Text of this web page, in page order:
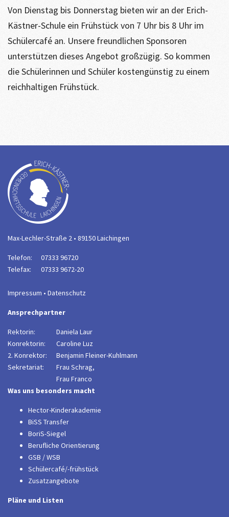
Von Dienstag bis Donnerstag bieten wir an der Erich-
Kästner-Schule ein Frühstück von 7 Uhr bis 8 Uhr im
Schülercafé an. Unsere freundlichen Sponsoren
unterstützen dieses Angebot großzügig. So kommen
die Schülerinnen und Schüler kostengünstig zu einem
reichhaltigen Frühstück.
Max-Lechler-Straße 2 • 89150 Laichingen
Telefon:
07333 96720
Telefax:
07333 9672-20
Impressum • Datenschutz
Ansprechpartner
Rektorin:
Daniela Laur
Konrektorin:
Caroline Luz
2. Konrektor:
Benjamin Fleiner-Kuhlmann
Sekretariat:
Frau Schrag,
Frau Franco
Was uns besonders macht
Hector-Kinderakademie
BiSS Transfer
BoriS-Siegel
Berufliche Orientierung
GSB / WSB
Schülercafé/-frühstück
Zusatzangebote
Pläne und Listen